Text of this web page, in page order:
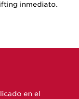
inmediato.
en el